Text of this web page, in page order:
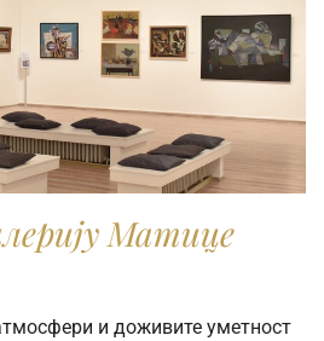
Матице
и доживите уметност